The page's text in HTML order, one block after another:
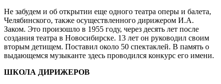
Не забудем и об открытии еще одного театра оперы и балета,
Челябинского, также осуществленного дирижером И.А.
Заком. Это произошло в 1955 году, через десять лет после
создания театра в Новосибирске. 13 лет он руководил своим
вторым детищем. Поставил около 50 спектаклей. В память о
выдающемся музыканте здесь проводился конкурс его имени.
ШКОЛА ДИРИЖЕРОВ